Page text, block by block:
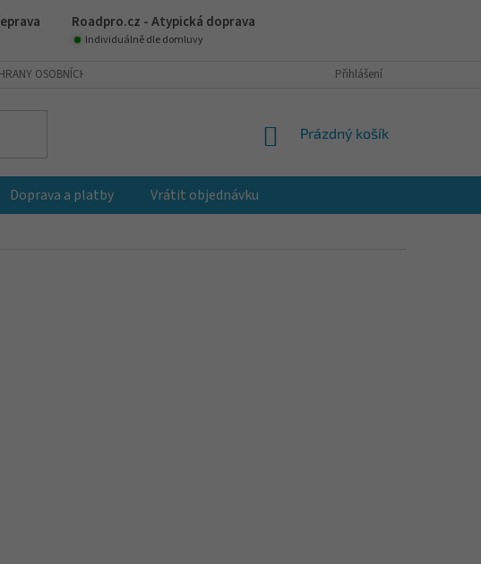
Roadpro.cz - Atypická doprava
Individuálně dle domluvy
OSOBNÍCH ÚDAJŮ VRÁCENÍ A VÝMĚNA ZBOŽÍ
Přihlášení
NÁKUPNÍ
Prázdný košík
Doprava a platby Vrátit objednávku